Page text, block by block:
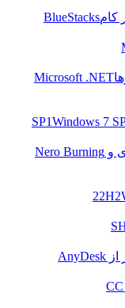
BlueStacks
Microsoft .NET
Windows 7
Nero Burning
AnyDesk